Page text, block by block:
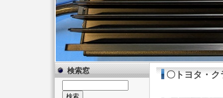
検索窓 〇トヨタ・ク